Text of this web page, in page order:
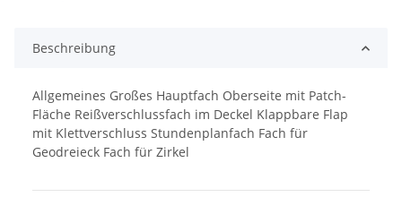
Beschreibung
Allgemeines Großes Hauptfach Oberseite mit Patch-
Fläche Reißverschlussfach im Deckel Klappbare Flap
mit Klettverschluss Stundenplanfach Fach für
Geodreieck Fach für Zirkel